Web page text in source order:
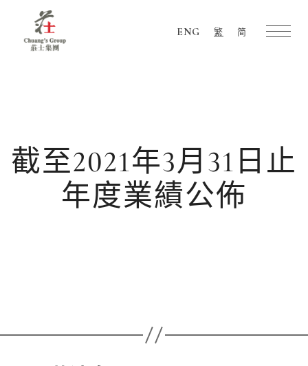
ENG 繁 简
截至2021年3月31日止
年度業績公佈